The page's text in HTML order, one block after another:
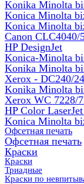
Konika Minolta
Konica Minolta
Konica Minolta
Canon CLC4040/
HP DesignJet
Konica-Minolta
Konika Minolta
Xerox - DC240/
Konika Minolta
Xerox WC 7228/
HP Color
Konica Minolta
Офсетная печать
Офсетная печать
Краски
Краски
Триадные
Краски по